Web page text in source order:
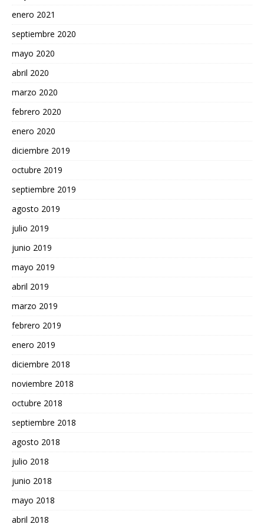
enero 2021
septiembre 2020
mayo 2020
abril 2020
marzo 2020
febrero 2020
enero 2020
diciembre 2019
octubre 2019
septiembre 2019
agosto 2019
julio 2019
junio 2019
mayo 2019
abril 2019
marzo 2019
febrero 2019
enero 2019
diciembre 2018
noviembre 2018
octubre 2018
septiembre 2018
agosto 2018
julio 2018
junio 2018
mayo 2018
abril 2018